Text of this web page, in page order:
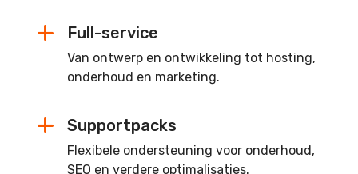
Full-service
Van ontwerp en ontwikkeling tot hosting,
onderhoud en marketing.
Supportpacks
Flexibele ondersteuning voor onderhoud,
SEO en verdere optimalisaties.